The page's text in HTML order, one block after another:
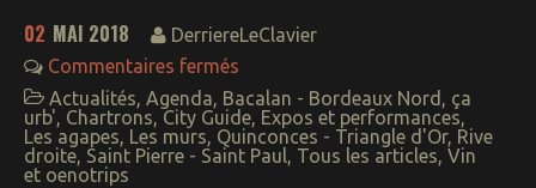
02 MAI 2018
DerriereLeClavier
Commentaires fermés
Actualités, Agenda, Bacalan - Bordeaux Nord , ça
urb', Chartrons, City Guide, Expos et performances,
Les agapes, Les murs, Quinconces - Triangle d'Or, Rive
droite, Saint Pierre - Saint Paul, Tous les articles, Vin
et oenotrips